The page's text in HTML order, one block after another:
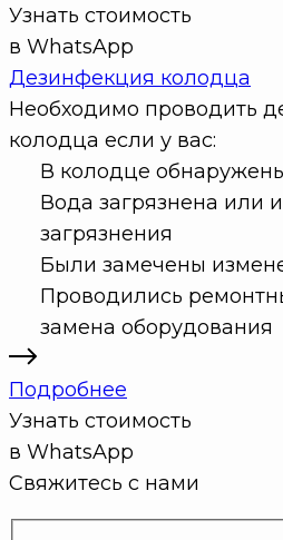
Узнать стоимость
в WhatsApp
Дезинфекция колодца
Необходимо проводить
колодца если у вас:
В колодце
Вода загрязнена или
загрязнения
Были замечены
Проводились
замена оборудования
Подробнее
Узнать стоимость
в WhatsApp
Свяжитесь с нами